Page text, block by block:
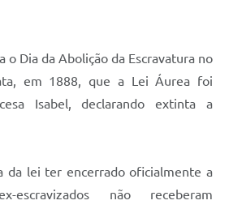
o Dia da Abolição da Escravatura no
em 1888, que a Lei Áurea foi
Isabel, declarando extinta a
da lei ter encerrado oficialmente a
escravizados não receberam